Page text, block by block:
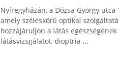
Nyíregyházán, a Dózsa György
amely széleskörű optikai
hozzájáruljon a látás
látásvizsgálatot, dioptria ...